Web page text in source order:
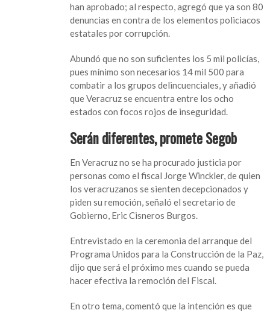
han aprobado; al respecto, agregó que ya son 80
denuncias en contra de los elementos policiacos
estatales por corrupción.
Abundó que no son suficientes los 5 mil policías,
pues mínimo son necesarios 14 mil 500 para
combatir a los grupos delincuenciales, y añadió
que Veracruz se encuentra entre los ocho
estados con focos rojos de inseguridad.
Serán diferentes, promete Segob
En Veracruz no se ha procurado justicia por
personas como el fiscal Jorge Winckler, de quien
los veracruzanos se sienten decepcionados y
piden su remoción, señaló el secretario de
Gobierno, Eric Cisneros Burgos.
Entrevistado en la ceremonia del arranque del
Programa Unidos para la Construcción de la Paz,
dijo que será el próximo mes cuando se pueda
hacer efectiva la remoción del Fiscal.
En otro tema, comentó que la intención es que